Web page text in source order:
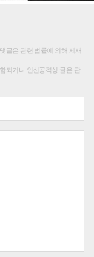
글은 관련 법률에 의해 제재
되거나 인신공격성 글은 관